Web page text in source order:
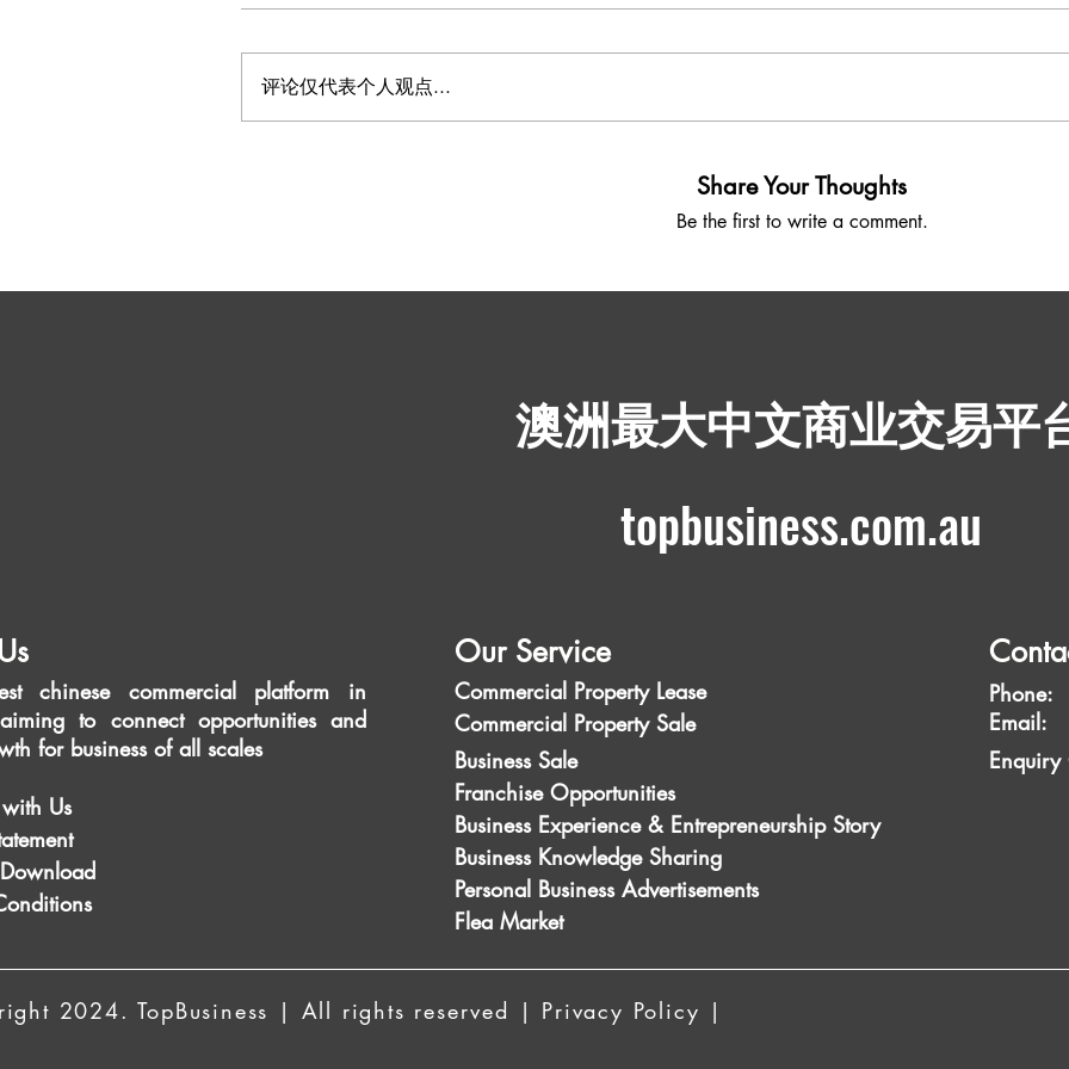
评论仅代表个人观点...
Share Your Thoughts
Be the first to write a comment.
澳洲最大中文商业交易平
topbusiness.com.au
chinese commercial platform in
to connect opportunities and
for business of all scales
Us
Our Service
Commercial Property Lease
Commercial Property Sale
Business Sale
Franchise Opportunities
Business Experience & Entrepreneurship Story
Business Knowledge Sharing
Personal Business Advertisements
Flea Market
2024. TopBusiness | All rights reserved | Privacy Policy |